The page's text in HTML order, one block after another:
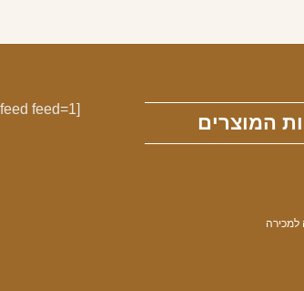
המוצרים
למכירה
[instagram-feed feed=1]